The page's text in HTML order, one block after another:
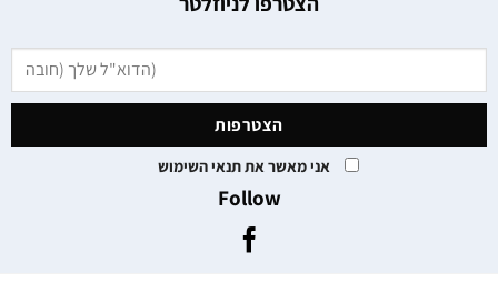
אני מאשר את תנאי השימוש
Follow